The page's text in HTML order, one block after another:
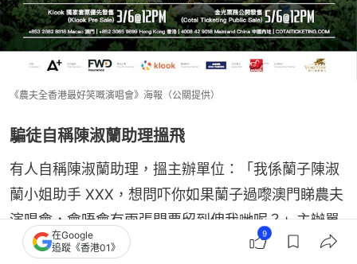
《農夫全香港最好笑嘅演唱會》海報（公關提供）
騙徒自稱陳淑蘭助理搵飛
有人自稱陳淑蘭助理，搵主辦單位：「我係蘭子陳淑
蘭小姐助手 XXX，想問吓你如果蘭子過嚟澳門睇農夫
演唱會，會唔會有兩張門票留到俾我哋呢？」主辦單
位為免怠慢起見，直接向蘭子本人查證——結果發現
在Google
追蹤《香港01》
9